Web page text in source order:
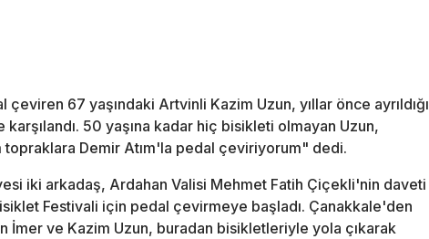
67 yaşındaki Artvinli Kazim Uzun, yıllar önce ayrıldığı
50 yaşına kadar hiç bisikleti olmayan Uzun,
Demir Atım'la pedal çeviriyorum" dedi.
iki arkadaş, Ardahan Valisi Mehmet Fatih Çiçekli'nin daveti
Festivali için pedal çevirmeye başladı. Çanakkale'den
İmer ve Kazim Uzun, buradan bisikletleriyle yola çıkarak